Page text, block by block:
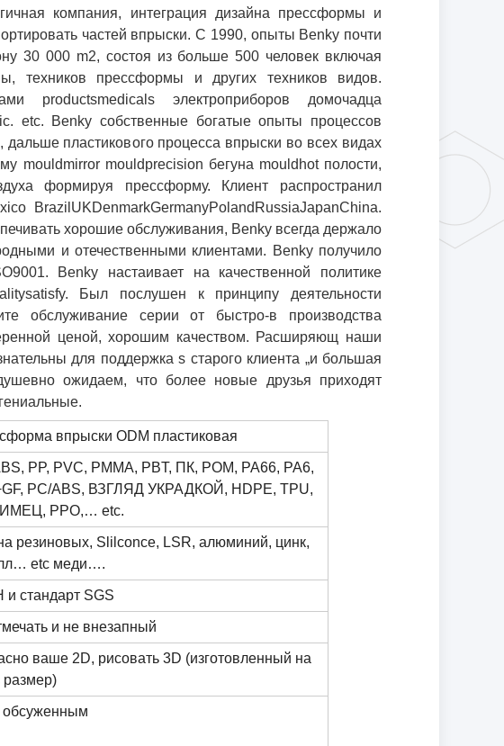
компания, интеграция дизайна прессформы и
частей впрыски. С 1990, опыты Benky почти
30 000 m2, состоя из больше 500 человек включая
техников прессформы и других техников видов.
productsmedicals электроприборов домочадца
etc.
Benky собственные богатые опыты процессов
пластикового процесса впрыски во всех видах
mouldmirror mouldprecision бегуна mouldhot полости,
формируя прессформу.
Клиент распространил
BrazilUKDenmarkGermanyPolandRussiaJapanChina.
хорошие обслуживания, Benky всегда держало
и отечественными клиентами. Benky получило
Benky настаивает на качественной политике
Был послушен к принципу деятельности
обслуживание серии от быстро-в производства
ценой, хорошим качеством. Расширяющ наши
для поддержка s старого клиента „и большая
ожидаем, что более новые друзья приходят
впрыски ODM пластиковая
PP, PVC, PMMA, PBT, ПК, POM, PA66, PA6,
PC/ABS, ВЗГЛЯД УКРАДКОЙ, HDPE, TPU,
PPO,… etc.
резиновых, Slilconce, LSR, алюминий, цинк,
etc меди….
и стандарт SGS
и не внезапный
ваше 2D, рисовать 3D (изготовленный на
размер)
обсуженным